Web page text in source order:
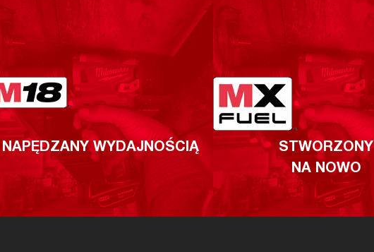
NAPĘDZANY WYDAJNOŚCIĄ
STWORZONY
NA NOWO